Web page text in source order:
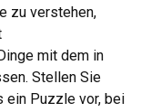
zu verstehen,
mit dem in
Stellen Sie
ein Puzzle vor, bei